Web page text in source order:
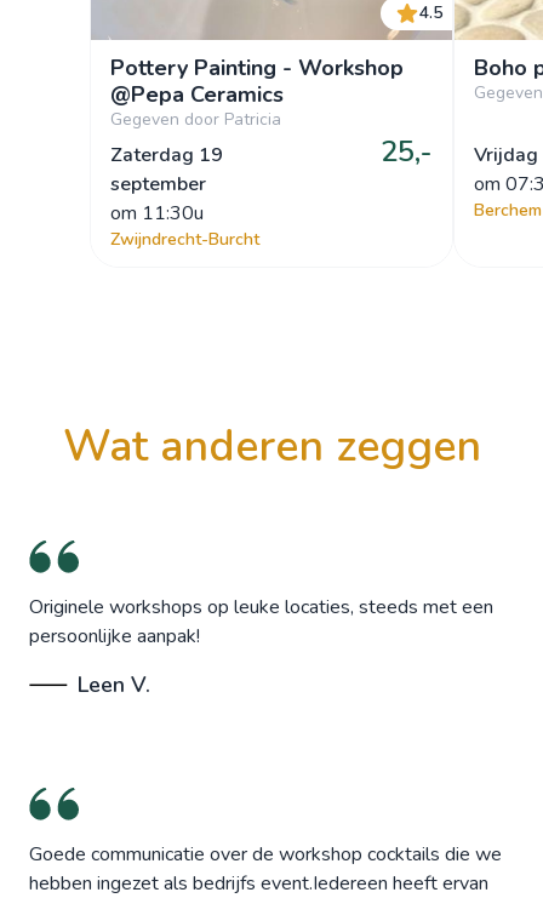
4.5
Pottery Painting - Workshop
@Pepa Ceramics
Gegeven door Patricia
Zaterdag 19
september
om 11:30u
25,-
Zwijndrecht-Burcht
Boho
om
Berchem
wat anderen zeggen
Originele workshops op leuke locaties, steeds met een
persoonlijke aanpak!
Leen V.
Goede communicatie over de workshop cocktails die we
hebben ingezet als bedrijfs event.Iedereen heeft ervan